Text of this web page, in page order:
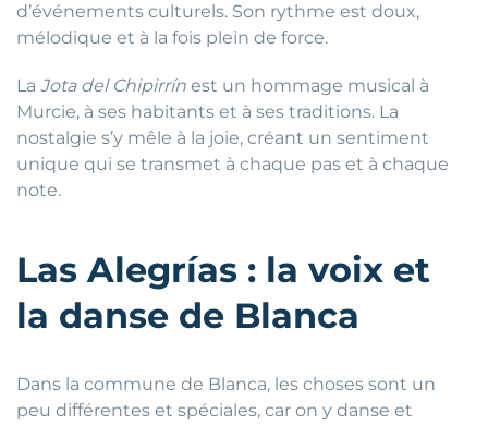
d’événements culturels. Son rythme est doux,
mélodique et à la fois plein de force.
La Jota del Chipirrín est un hommage musical à
Murcie, à ses habitants et à ses traditions. La
nostalgie s’y mêle à la joie, créant un sentiment
unique qui se transmet à chaque pas et à chaque
note.
Las Alegrías : la voix et
la danse de Blanca
Dans la commune de Blanca, les choses sont un
peu différentes et spéciales, car on y danse et